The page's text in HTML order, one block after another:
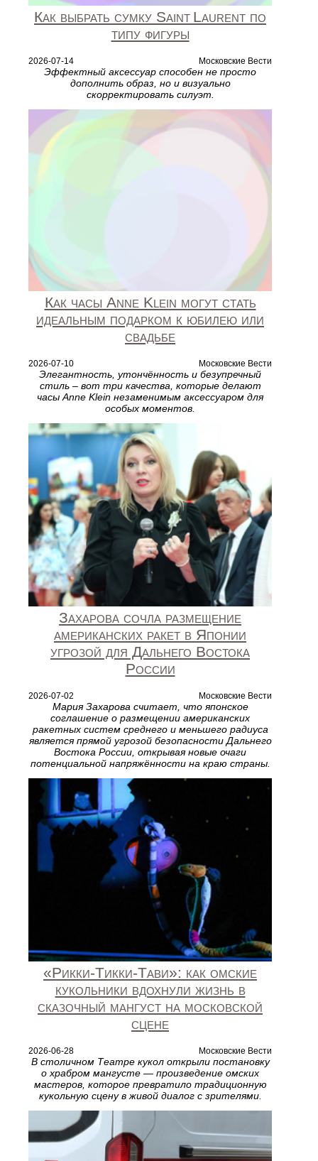
Как выбрать сумку Saint Laurent по
типу фигуры
2026-07-14 Московские Вести
Эффектный аксессуар способен не просто
дополнить образ, но и визуально
скорректировать силуэт.
Как часы Anne Klein могут стать
идеальным подарком к юбилею или
свадьбе
2026-07-10 Московские Вести
Элегантность, утончённость и безупречный
стиль – вот три качества, которые делают
часы Anne Klein незаменимым аксессуаром для
особых моментов.
Захарова сочла размещение
американских ракет в Японии
угрозой для Дальнего Востока
России
2026-07-02 Московские Вести
Мария Захарова считает, что японское
соглашение о размещении американских
ракетных систем среднего и меньшего радиуса
является прямой угрозой безопасности Дальнего
Востока России, открывая новые очаги
потенциальной напряжённости на краю страны.
«Рикки‑Тикки‑Тави»: как омские
кукольники вдохнули жизнь в
сказочный мангуст на московской
сцене
2026-06-28 Московские Вести
В столичном Театре кукол открыли постановку
о храбром мангусте — произведение омских
мастеров, которое превратило традиционную
кукольную сцену в живой диалог с зрителями.